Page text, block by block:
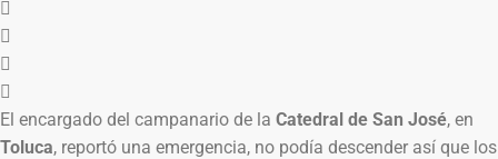
El encargado del campanario de la Catedral de San José, en
Toluca, reportó una emergencia, no podía descender así que los